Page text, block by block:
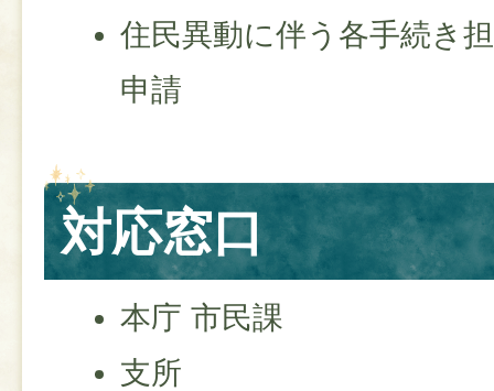
住民異動に伴う各手続き
申請
対応窓口
本庁 市民課
支所